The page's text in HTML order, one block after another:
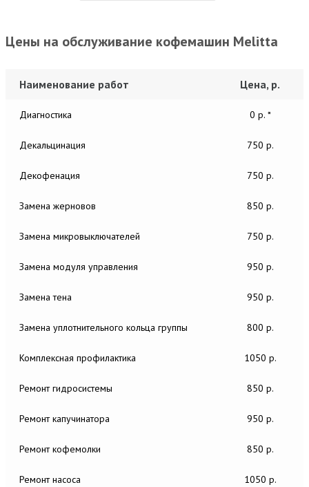
Цены на обслуживание кофемашин Melitta
Наименование работ Цена, р.
Диагностика 0 р. *
Декальцинация 750 р.
Декофенация 750 р.
Замена жерновов 850 р.
Замена микровыключателей 750 р.
Замена модуля управления 950 р.
Замена тена 950 р.
Замена уплотнительного кольца группы 800 р.
Комплексная профилактика 1050 р.
Ремонт гидросистемы 850 р.
Ремонт капучинатора 950 р.
Ремонт кофемолки 850 р.
Ремонт насоса 1050 р.